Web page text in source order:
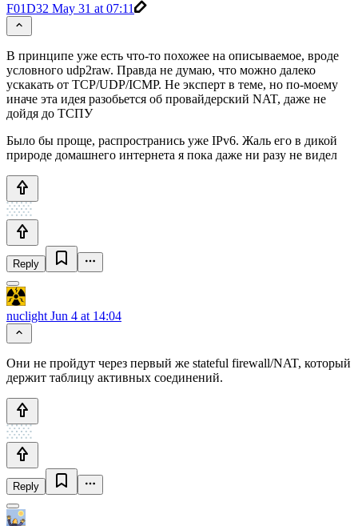
F01D32 May 31 at 07:11
В принципе уже есть что-то похожее на описываемое, вроде
условного udp2raw. Правда не думаю, что можно далеко
ускакать от TCP/UDP/ICMP. Не эксперт в теме, но по-моему
иначе эта идея разобьется об провайдерский NAT, даже не
дойдя до ТСПУ
Было бы проще, распространись уже IPv6. Жаль его в дикой
природе домашнего интернета я пока даже ни разу не видел
Reply
nuclight Jun 4 at 14:04
Они не пройдут через первый же stateful firewall/NAT, который
держит таблицу активных соединений.
Reply